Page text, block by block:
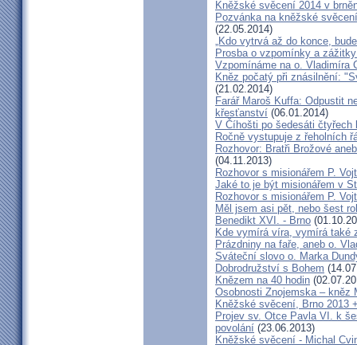
Kněžské svěcení 2014 v
Pozvánka na kněžské
(22.05.2014)
„Kdo vytrvá až do konce,
Prosba o vzpomínky a
Vzpomínáme na o. Vladimíra
Kněz počatý při znásilnění:
(21.02.2014)
Farář Maroš Kuffa: Odpustit
křesťanství (06.01.2014)
V Číhošti po šedesáti čtyřech
Ročně vystupuje z řeholních
Rozhovor: Bratři Brožové
(04.11.2013)
Rozhovor s misionářem P.
Jaké to je být misionářem v
Rozhovor s misionářem P.
Měl jsem asi pět, nebo šest
Benedikt XVI. - Brno
Kde vymírá víra, vymírá také
Prázdniny na faře, aneb o.
Sváteční slovo o. Marka
Dobrodružství s Bohem
Knězem na 40 hodin
Osobnosti Znojemska – kněz
Kněžské svěcení, Brno 2013
Projev sv. Otce Pavla VI. k
povolání (23.06.2013)
Kněžské svěcení - Michal